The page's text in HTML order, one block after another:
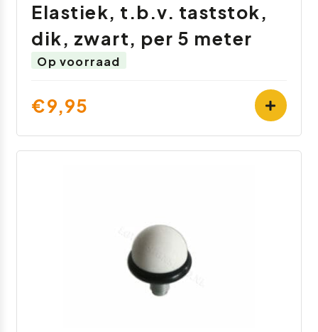
Elastiek, t.b.v. taststok,
dik, zwart, per 5 meter
Op voorraad
€9,95